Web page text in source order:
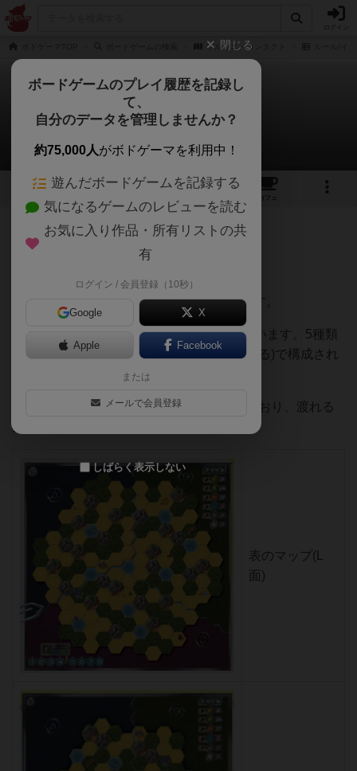
プルミエ・コンタクト
プルミエ・コンタクト
jurongさんのルール/インスト
1
カフェ
168名 0名 0 9ヶ月前
(両面) 1 枚、マップと呼ばれます。
このマップはハンティングゾーンを表しています。5種類
の地形を特徴とする六角形(タイルと呼ばれる)で構成され
マップは3つのゾーン(A、B、C)に分かれており、渡れる
川で区切られています。
表のマップ(L
面)
閉じる
ボードゲームのプレイ履歴を記録し
て、
自分のデータを管理しませんか？
約75,000人がボドゲーマを利用中！
遊んだボードゲームを記録する
気になるゲームのレビューを読む
お気に入り作品・所有リストの共
有
ログイン / 会員登録（10秒）
Google X
Apple Facebook
または
メールで会員登録
しばらく表示しない